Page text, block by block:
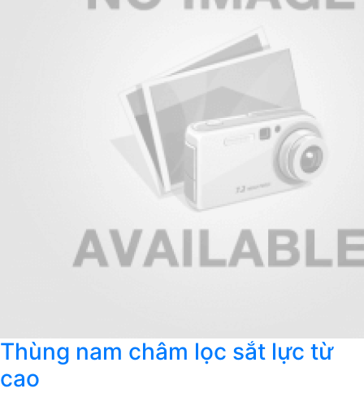
Thùng nam châm lọc sắt lực từ
cao